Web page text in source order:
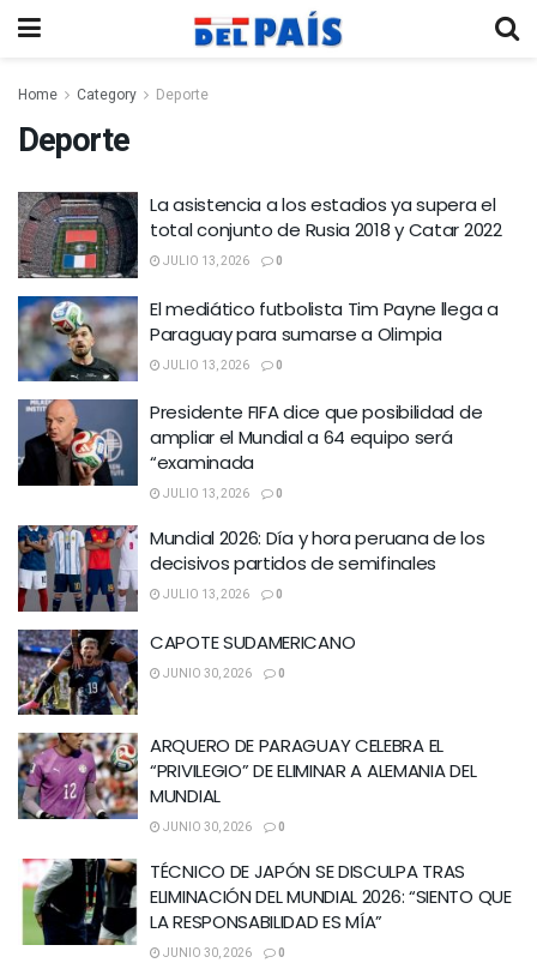
Home Category Deporte
Deporte
La asistencia a los estadios ya supera el
total conjunto de Rusia 2018 y Catar 2022
JULIO 13, 2026 0
El mediático futbolista Tim Payne llega a
Paraguay para sumarse a Olimpia
JULIO 13, 2026 0
Presidente FIFA dice que posibilidad de
ampliar el Mundial a 64 equipo será
“examinada
JULIO 13, 2026 0
Mundial 2026: Día y hora peruana de los
decisivos partidos de semifinales
JULIO 13, 2026 0
CAPOTE SUDAMERICANO
JUNIO 30, 2026 0
ARQUERO DE PARAGUAY CELEBRA EL
“PRIVILEGIO” DE ELIMINAR A ALEMANIA DEL
MUNDIAL
JUNIO 30, 2026 0
TÉCNICO DE JAPÓN SE DISCULPA TRAS
ELIMINACIÓN DEL MUNDIAL 2026: “SIENTO QUE
LA RESPONSABILIDAD ES MÍA”
JUNIO 30, 2026 0